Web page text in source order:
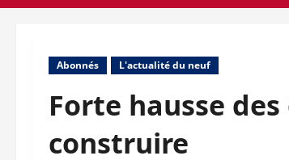
Abonnés L'actualité du neuf
Forte hausse
construire